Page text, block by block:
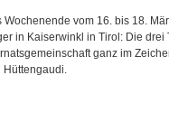
Wochenende vom 16. bis 18.
in Kaiserwinkl in Tirol: Die
ganz im
Hüttengaudi.